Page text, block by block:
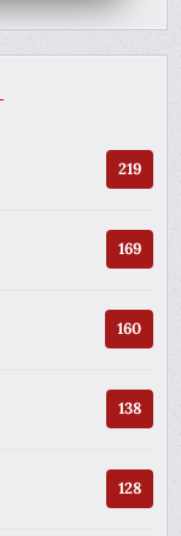
219
169
160
138
128